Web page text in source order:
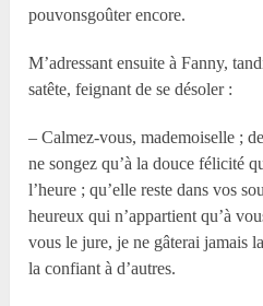
pouvonsgoûter encore.
M’adressant ensuite à Fanny,
satête, feignant de se désoler :
– Calmez-vous, mademoiselle ;
ne songez qu’à la douce félicité
l’heure ; qu’elle reste dans vos
heureux qui n’appartient qu’à
vous le jure, je ne gâterai jamais
la confiant à d’autres.